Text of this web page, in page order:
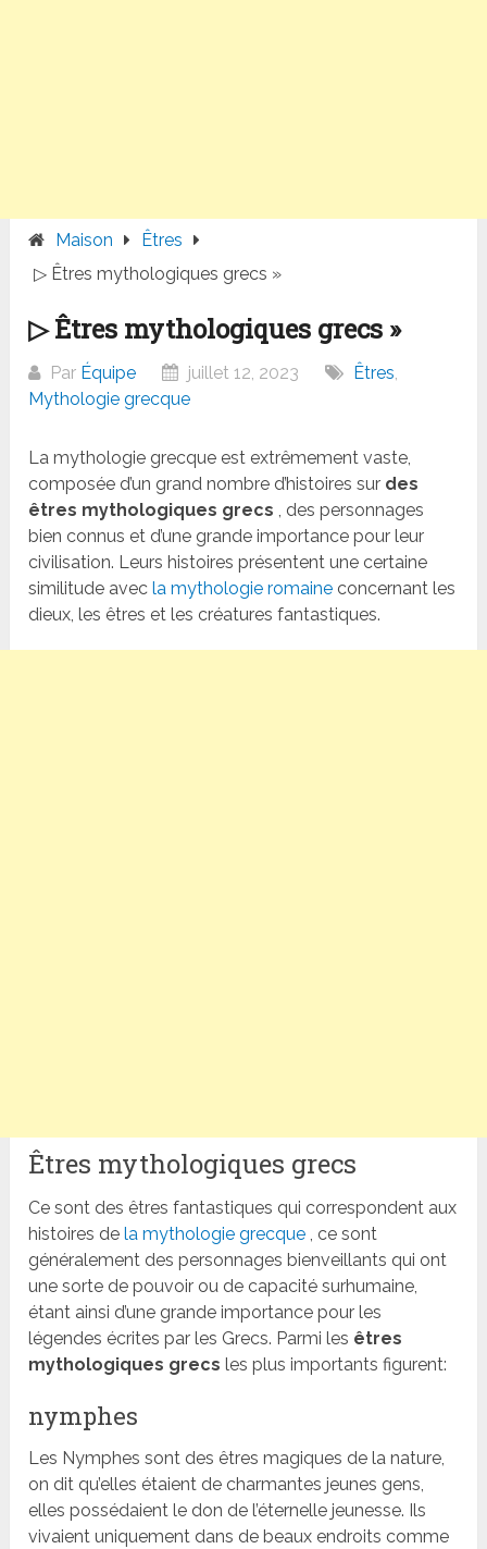
Maison
Êtres
▷ Êtres mythologiques grecs »
▷ Êtres mythologiques grecs »
Par Équipe juillet 12, 2023 Êtres,
Mythologie grecque
La mythologie grecque est extrêmement vaste,
composée d’un grand nombre d’histoires sur des
êtres mythologiques grecs , des personnages
bien connus et d’une grande importance pour leur
civilisation. Leurs histoires présentent une certaine
similitude avecla mythologie romaine concernant les
dieux, les êtres et les créatures fantastiques.
Êtres mythologiques grecs
Ce sont des êtres fantastiques qui correspondent aux
histoires dela mythologie grecque , ce sont
généralement des personnages bienveillants qui ont
une sorte de pouvoir ou de capacité surhumaine,
étant ainsi d’une grande importance pour les
légendes écrites par les Grecs. Parmi les êtres
mythologiques grecs les plus importants figurent:
nymphes
Les Nymphes sont des êtres magiques de la nature,
on dit qu’elles étaient de charmantes jeunes gens,
elles possédaient le don de l’éternelle jeunesse. Ils
vivaient uniquement dans de beaux endroits comme